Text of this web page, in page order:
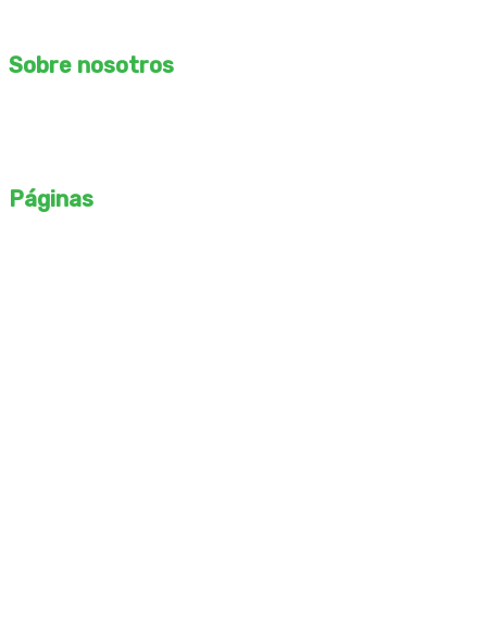
Sobre nosotros
Páginas